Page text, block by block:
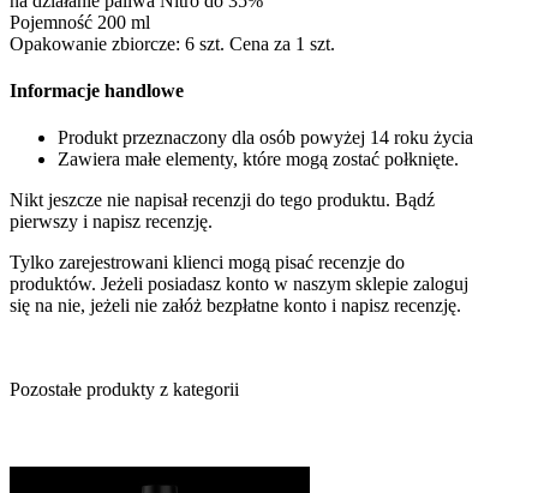
Pojemność 200 ml
Opakowanie zbiorcze: 6 szt. Cena za 1 szt.
Informacje handlowe
Produkt przeznaczony dla osób powyżej 14 roku życia
Zawiera małe elementy, które mogą zostać połknięte.
Nikt jeszcze nie napisał recenzji do tego produktu. Bądź
pierwszy i napisz recenzję.
Tylko zarejestrowani klienci mogą pisać recenzje do
produktów. Jeżeli posiadasz konto w naszym sklepie zaloguj
się na nie, jeżeli nie załóż bezpłatne konto i napisz recenzję.
Pozostałe produkty z kategorii